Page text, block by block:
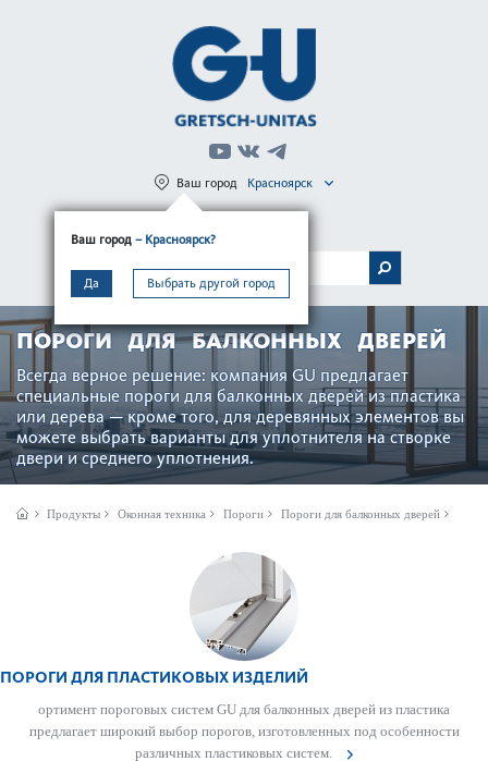
Ваш город – Красноярск?
Да Выбрать другой город
Ваш город Красноярск
МЕНЮ
ПОРОГИ ДЛЯ БАЛКОННЫХ ДВЕРЕЙ
Всегда верное решение: компания GU предлагает
специальные пороги для балконных дверей из пла­стика
или дерева — кроме того, для дер­евянных элементов вы
можете выбрать вар­ианты для уплотнителя на створке
двери и среднего уплотнения.
Продукты Оконная техника Пороги Пороги для балконных дверей
ПОРОГИ ДЛЯ ПЛАСТИКОВЫХ ИЗДЕЛИЙ
ортимент пор­оговых систем GU для балконных дверей из пла­стика
предлагает широкий выбор пор­огов, изготов­ленных под особенности
различных пла­сти­к­овых систем.